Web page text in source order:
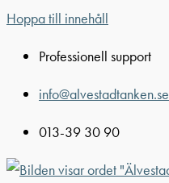
Hoppa till innehåll
Professionell support
info@alvestadtanken.se
013-39 30 90